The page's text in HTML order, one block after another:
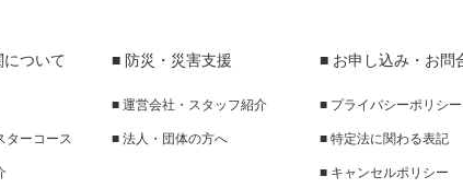
ついて
ターコース
■ 防災・災害支援
■ 運営会社・スタッフ紹介
■ 法人・団体の方へ
■ お申し込み・お問
■ プライバシーポリシー
■ 特定法に関わる表記
■ キャンセルポリシー